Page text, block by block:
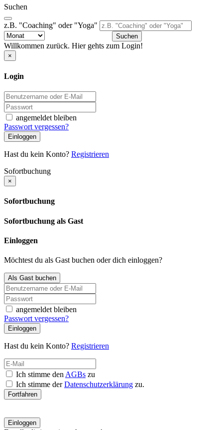
Suchen
z.B. "Coaching" oder "Yoga"
Suchen
Willkommen zurück. Hier gehts zum Login!
×
Login
angemeldet bleiben
Passwort vergessen?
Einloggen
Hast du kein Konto? Registrieren
Sofortbuchung
×
Sofortbuchung
Sofortbuchung als Gast
Einloggen
Möchtest du als Gast buchen oder dich einloggen?
Als Gast buchen
angemeldet bleiben
Passwort vergessen?
Einloggen
Hast du kein Konto? Registrieren
Ich stimme den AGBs zu
Ich stimme derDatenschutzerklärung zu.
Fortfahren
Einloggen